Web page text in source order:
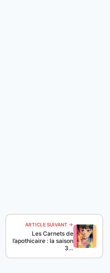
ARTICLE SUIVANT →
Les Carnets de
l’apothicaire : la saison
3…